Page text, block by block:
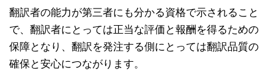
翻訳者の能力が第三者にも分かる資格で示されること
で、翻訳者にとっては正当な評価と報酬を得るための
保障となり、翻訳を発注する側にとっては翻訳品質の
確保と安心につながります。